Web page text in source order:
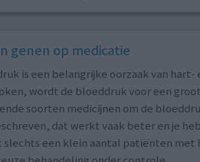
genen op medicatie
is een belangrijke oorzaak van
wordt de bloeddruk voor een
soorten medicijnen om de
dat werkt vaak beter en je
slechts een klein aantal patiënten